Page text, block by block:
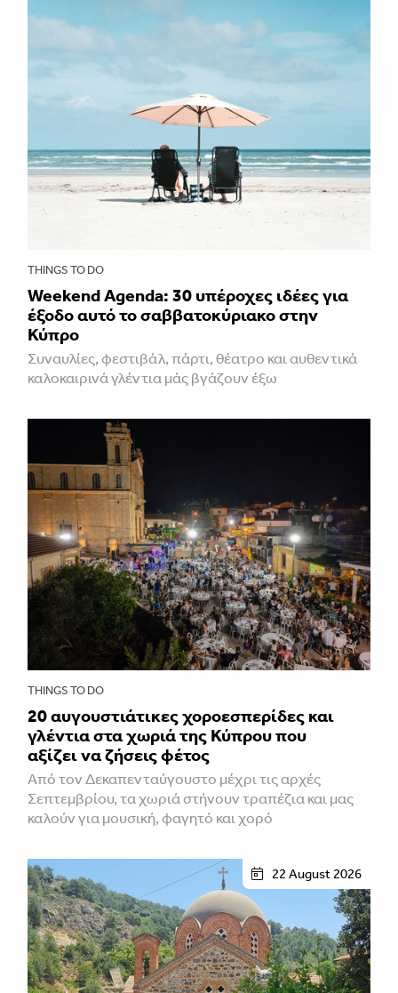
THINGS TO DO
Weekend Agenda: 30 υπέροχες ιδέες για
έξοδο αυτό το σαββατοκύριακο στην
Κύπρο
Συναυλίες, φεστιβάλ, πάρτι, θέατρο και αυθεντικά
καλοκαιρινά γλέντια μάς βγάζουν έξω
THINGS TO DO
20 αυγουστιάτικες χοροεσπερίδες και
γλέντια στα χωριά της Κύπρου που
αξίζει να ζήσεις φέτος
Από τον Δεκαπενταύγουστο μέχρι τις αρχές
Σεπτεμβρίου, τα χωριά στήνουν τραπέζια και μας
καλούν για μουσική, φαγητό και χορό
22 August 2026